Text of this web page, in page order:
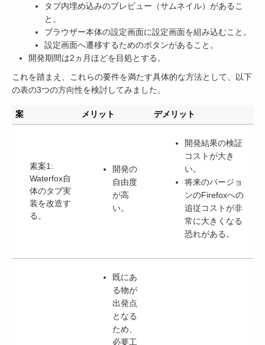
タブ内埋め込みのプレビュー（サムネイル）があるこ
と。
ブラウザー本体の設定画面に設定画面を組み込むこと。
設定画面へ遷移するためのボタンがあること。
開発期間は2ヵ月ほどを目処とする。
これを踏まえ、これらの要件を満たす具体的な方法として、以下
の表の3つの方向性を検討してみました。
案 メリット デメリット
素案1:
Waterfox自
体のタブ実
装を改造す
る。
開発の
自由度
が高
い。
開発結果の検証
コストが大き
い。
将来のバージョ
ンのFirefoxへの
追従コストが非
常に大きくなる
恐れがある。
既にあ
る物が
出発点
となる
ため、
必要工